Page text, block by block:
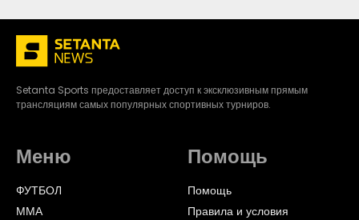
Setanta Sports предоставляет доступ к эксклюзивным прямым
трансляциям самых популярных спортивных турниров.
Меню
ФУТБОЛ
ММА
Помощь
Помощь
Правила и условия